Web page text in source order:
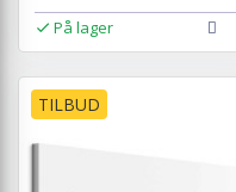
På lager
TILBUD